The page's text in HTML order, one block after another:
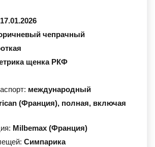
17.01.2026
чепрачный
щенка РКФ
международный
(Франция), полная, включая
Milbemax (Франция)
Симпарика